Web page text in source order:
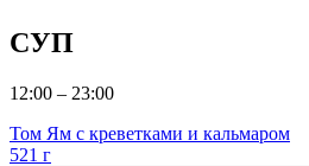
СУП
12:00 – 23:00
Том Ям с креветками и кальмаром
521 г